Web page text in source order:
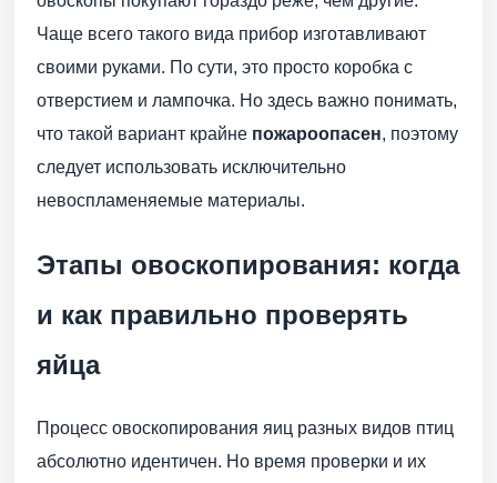
Чаще всего такого вида прибор изготавливают
своими руками. По сути, это просто коробка с
отверстием и лампочка. Но здесь важно понимать,
что такой вариант крайне пожароопасен, поэтому
следует использовать исключительно
невоспламеняемые материалы.
Этапы овоскопирования: когда
и как правильно проверять
яйца
Процесс овоскопирования яиц разных видов птиц
абсолютно идентичен. Но время проверки и их